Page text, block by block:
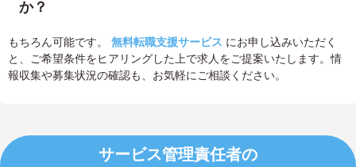
か？
もちろん可能です。 無料転職支援サービス にお申し込みいただく
と、ご希望条件をヒアリングした上で求人をご提案いたします。情
報収集や募集状況の確認も、お気軽にご相談ください。
サービス管理責任者の